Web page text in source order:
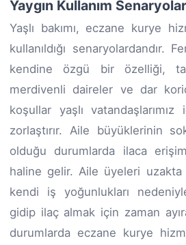
Yaygın Kullanım
Yaşlı bakımı, eczane kurye
kullanıldığı senaryolardandır.
kendine özgü bir özelliği,
merdivenli daireler ve dar
koşullar yaşlı
zorlaştırır. Aile büyüklerinin
olduğu durumlarda ilaca
haline gelir. Aile üyeleri uzakta
kendi iş yoğunlukları
gidip ilaç almak için zaman
durumlarda eczane kurye